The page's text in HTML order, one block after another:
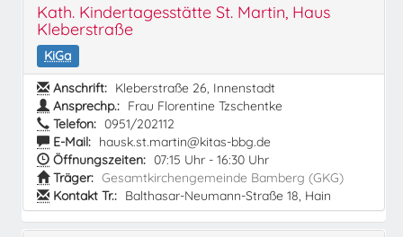
Kath. Kindertagesstätte St. Martin, Haus
Kleberstraße
KiGa
Anschrift: Kleberstraße 26, Innenstadt
Ansprechp.: Frau Florentine Tzschentke
Telefon: 0951/202112
E-Mail: hausk.st.martin@kitas-bbg.de
Öffnungszeiten: 07:15 Uhr - 16:30 Uhr
Träger: Gesamtkirchengemeinde Bamberg (GKG)
Kontakt Tr.: Balthasar-Neumann-Straße 18, Hain